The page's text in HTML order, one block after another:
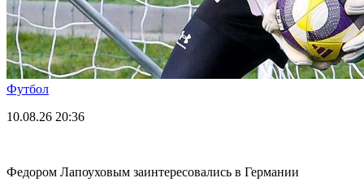
Футбол
10.08.26 20:36
Федором Лапоуховым заинтересовались в Германии